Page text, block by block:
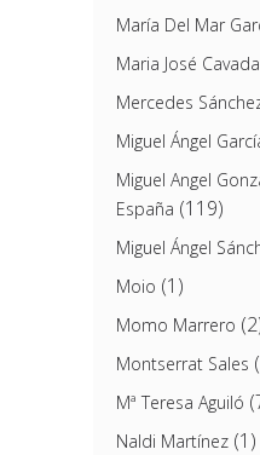
María Del Mar
Maria José
Mercedes
Miguel Ángel
Miguel Angel
España (119)
Miguel Ángel
Moio (1)
Momo Marrero
Montserrat Sales
Mª Teresa Aguiló
Naldi Martínez(1)